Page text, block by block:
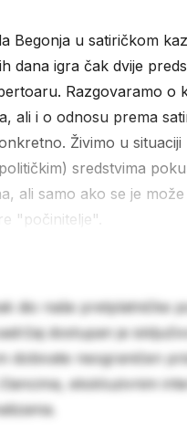
Begonja u satiričkom
dana igra čak dvije
Razgovaramo o
ali i o odnosu prema
Živimo u situaciji
sredstvima
ali samo ako se je
"počinitelje".
dio naše pretplatničke
dostupan je
dobivate neograničen
ekskluzivnim